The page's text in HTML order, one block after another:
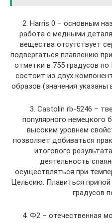
2. Harris 0 – основным
работа с медными
вещества отсутствует
подвергаться плавлению
отметки в 755 градусов
состоит из двух
образов (значения
3. Castolin rb-5246 –
популярного немецкого
высоким уровнем
позволяет добиваться
итогового
деятельность
осуществляться при
Цельсию. Плавиться припой
градусов
4. Ф2 – отечественная